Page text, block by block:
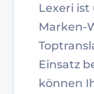
Lexeri ist
Marken-
Einsatz
können